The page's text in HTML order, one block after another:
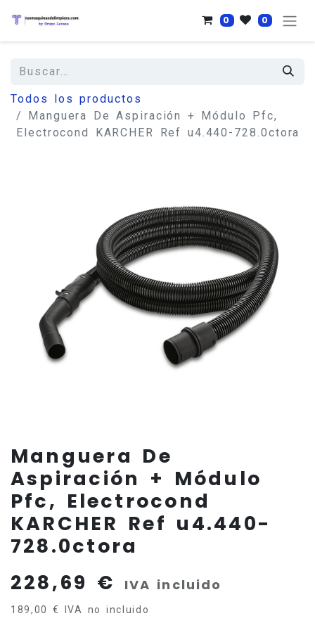
0 0
Todos los productos
Manguera De Aspiración + Módulo Pfc,
Electrocond KARCHER Ref u4.440-728.0ctora
Manguera De
Aspiración + Módulo
Pfc, Electrocond
KARCHER Ref u4.440-
728.0ctora
228,69 € IVA incluido
189,00 € IVA no incluido